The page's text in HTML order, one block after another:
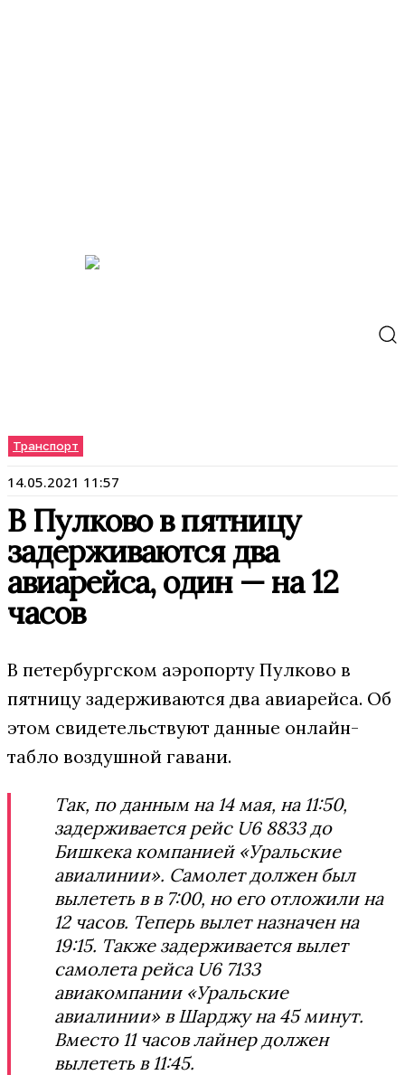
Транспорт
14.05.2021 11:57
В Пулково в пятницу
задерживаются два
авиарейса, один — на 12
часов
В петербургском аэропорту Пулково в
пятницу задерживаются два авиарейса. Об
этом свидетельствуют данные онлайн-
табло воздушной гавани.
Так, по данным на 14 мая, на 11:50,
задерживается рейс U6 8833 до
Бишкека компанией «Уральские
авиалинии». Самолет должен был
вылететь в в 7:00, но его отложили на
12 часов. Теперь вылет назначен на
19:15. Также задерживается вылет
самолета рейса U6 7133
авиакомпании «Уральские
авиалинии» в Шарджу на 45 минут.
Вместо 11 часов лайнер должен
вылететь в 11:45.